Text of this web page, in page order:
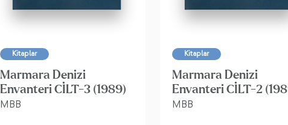
Kitaplar
Marmara Denizi
Envanteri CİLT-3 (1989)
MBB
Kitaplar
Marmara Denizi
Envanteri CİLT-2
MBB